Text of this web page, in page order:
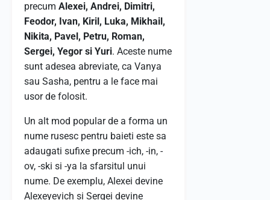
precum Alexei, Andrei, Dimitri,
Feodor, Ivan, Kiril, Luka, Mikhail,
Nikita, Pavel, Petru, Roman,
Sergei, Yegor si Yuri. Aceste nume
sunt adesea abreviate, ca Vanya
sau Sasha, pentru a le face mai
usor de folosit.
Un alt mod popular de a forma un
nume rusesc pentru baieti este sa
adaugati sufixe precum -ich, -in, -
ov, -ski si -ya la sfarsitul unui
nume. De exemplu, Alexei devine
Alexeyevich si Sergei devine